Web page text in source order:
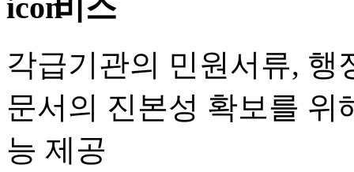
각급기관의 민원서류, 행
문서의 진본성 확보를 위
능 제공